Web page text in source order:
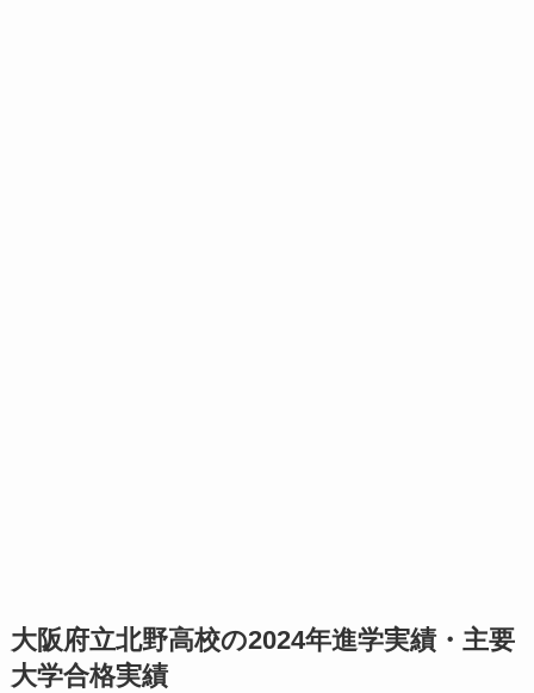
大阪府立北野高校の2024年進学実績・主要
大学合格実績